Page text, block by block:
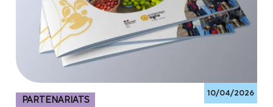
10/04/2026
PARTENARIATS